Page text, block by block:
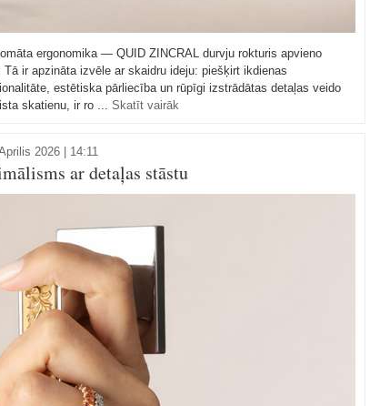
ergonomika — QUID ZINCRAL durvju rokturis apvieno
ir apzināta izvēle ar skaidru ideju: piešķirt ikdienas
estētiska pārliecība un rūpīgi izstrādātas detaļas veido
skatienu, ir ro ... Skatīt vairāk
2026 | 14:11
ar detaļas stāstu